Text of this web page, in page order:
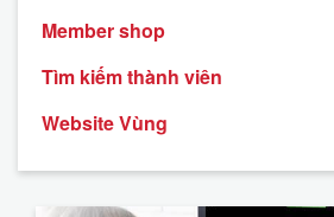
Member shop
Tìm kiếm thành viên
Website Vùng